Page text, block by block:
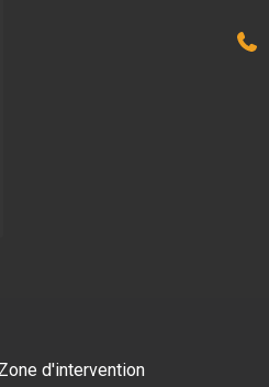
Zone d'intervention